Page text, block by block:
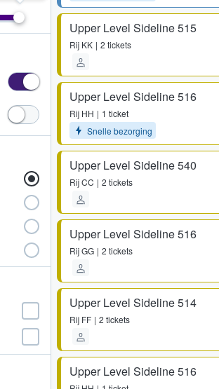
Upper Level Sideline 515
Rij KK 2 tickets
Upper Level Sideline 516
Rij HH
1 ticket
Snelle bezorging
Upper Level Sideline 540
RijCC 2 tickets
Upper Level Sideline 516
RijGG 2 tickets
Upper Level Sideline 514
Rij FF 2 tickets
Upper Level Sideline 516